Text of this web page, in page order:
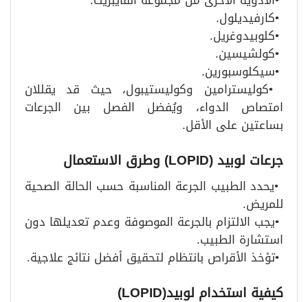
•كارفيديلول.
•كلوبيدوغريل.
•كولشيسين.
•سيكلوسبورين.
•كوليسترامين وكوليستيبول، حيث قد يقللان
امتصاص الدواء، ويُفضل الفصل بين الجرعات
بساعتين على الأقل.
جرعات لوبيد(LOPID) وطرق الاستعمال
•يحدد الطبيب الجرعة المناسبة حسب الحالة الصحية
للمريض.
•يجب الالتزام بالجرعة الموصوفة وعدم تعديلها دون
استشارة الطبيب.
•تؤخذ الأقراص بانتظام لتحقيق أفضل نتائج علاجية.
كيفية استخدام لوبيد(LOPID)